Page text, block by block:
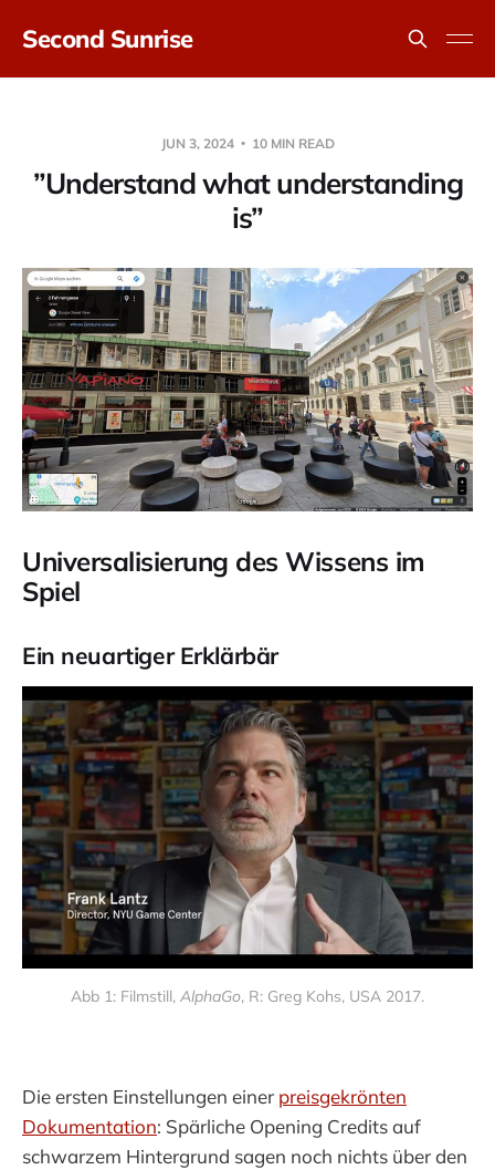
Second Sunrise
JUN 3, 2024 10 MIN READ
”Understand what understanding
is”
Universalisierung des Wissens im
Spiel
Ein neuartiger Erklärbär
Abb 1: Filmstill, AlphaGo, R: Greg Kohs, USA 2017.
Die ersten Einstellungen einer preisgekrönten
Dokumentation: Spärliche Opening Credits auf
schwarzem Hintergrund sagen noch nichts über den